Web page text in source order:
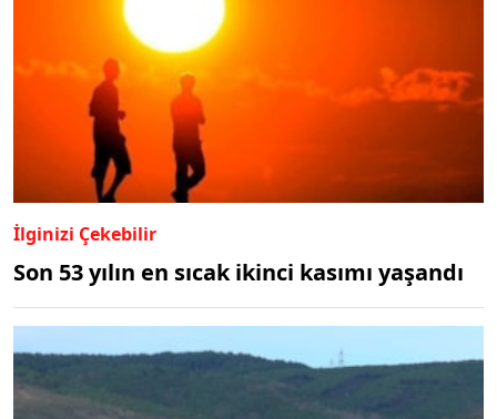
İlginizi Çekebilir
Son 53 yılın en sıcak ikinci kasımı yaşandı